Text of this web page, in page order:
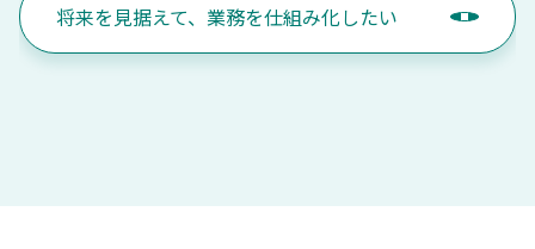
将来を見据えて、業務を仕組み化したい